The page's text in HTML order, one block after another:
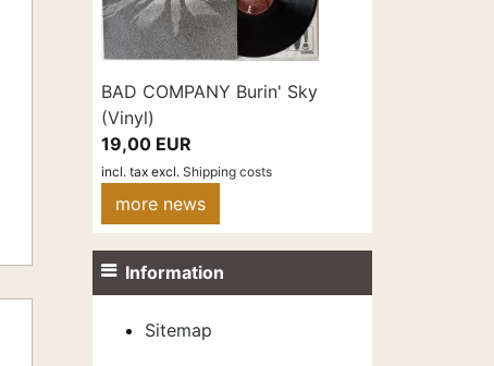
BAD COMPANY Burin' Sky
(Vinyl)
19,00 EUR
incl. taxexcl. Shipping costs
more news
Information
Sitemap